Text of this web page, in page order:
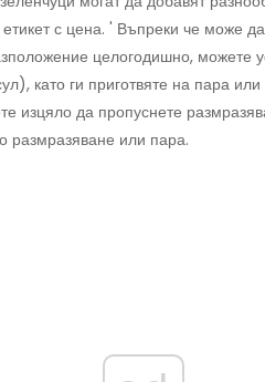
с цена. ' Въпреки че може
целогодишно, можете
като ги приготвяте на пара
изцяло да пропуснете
размразяване или пара.